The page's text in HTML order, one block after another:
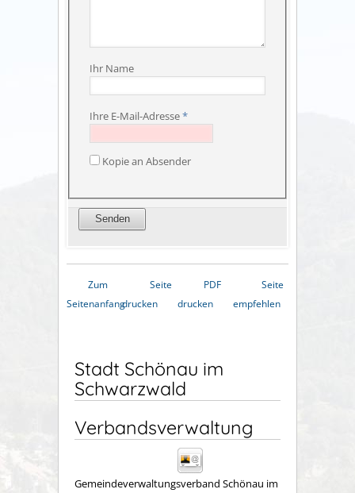
Ihr Name
Ihre E-Mail-Adresse*
Kopie an Absender
Zum
Seitenanfang
Seite
drucken
PDF
drucken
Seite
empfehlen
Stadt Schönau im
Schwarzwald
Verbandsverwaltung
Gemeindeverwaltungsverband Schönau im